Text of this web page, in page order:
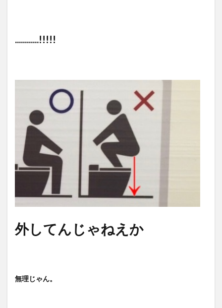
............!!!!!
外してんじゃねえか
無理じゃん。